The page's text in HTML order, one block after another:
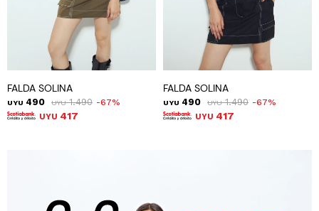
FALDA SOLINA
UYU 490 UYU 1.490 67
UYU 417
FALDA SOLINA
UYU 490 UYU 1.490 67
UYU 417